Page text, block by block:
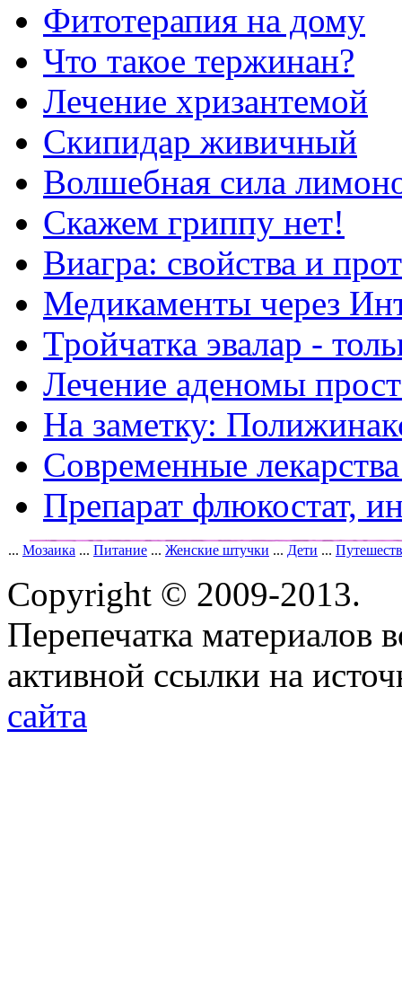
Фитотерапия на дому
Что такое тержинан?
Лечение хризантемой
Скипидар живичный
Волшебная сила
Скажем гриппу нет!
Виагра: свойства и
Медикаменты через
Тройчатка эвалар -
Лечение аденомы
На заметку:
Современные
Препарат флюкостат,
... Мозаика ... Питание ... Женские штучки ... Дети ...
Copyright © 2009-2013.
Перепечатка материалов
активной ссылки на
сайта